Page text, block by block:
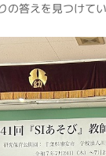
答えを見つけて